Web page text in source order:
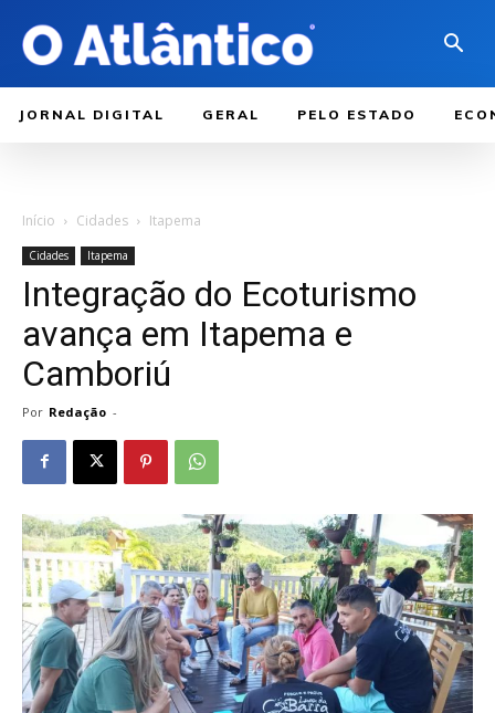
JORNAL DIGITAL GERAL PELO ESTADO
Início Cidades Itapema
Cidades Itapema
Integração do Ecoturismo
avança em Itapema e
Camboriú
Por Redação -